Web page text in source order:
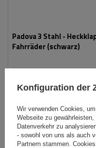
Padova 3 Stahl -
Fahrräder (schwarz)
139,99 € inkl. MwSt
Niedrigster Preis in 30 Tagen
Große Menge verfügbar
In
Konfiguration der
Wir verwenden Cookies,
Webseite zu
Datenverkehr zu
- sowohl von uns als auch
Partnern stammen.